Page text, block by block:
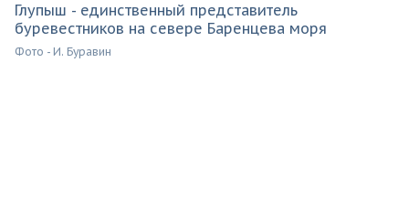
Глупыш - единственный представитель
буревестников на севере Баренцева моря
Фото - И. Буравин